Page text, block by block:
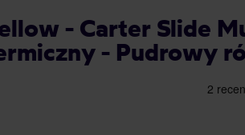
- Carter Slide
- Pudrowy